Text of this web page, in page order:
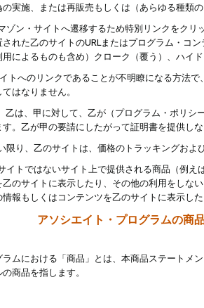
実施、または再販売もしくは（あらゆる種類
ゾン・サイトへ遷移するため特別リンクをク
れた乙のサイトのURLまたはプログラム・コ
によるものも含め）クローク（覆う）、ハイ
トへのリンクであることが不明瞭になる方法
はなりません。
乙は、甲に対して、乙が（プログラム・ポリ
。乙が甲の要請にしたがって証明書を提供し
限り、乙のサイトは、価格のトラッキングお
イトではないサイト上で提供される商品（例
のサイトに表示したり、その他の利用をしな
情報もしくはコンテンツを乙のサイトに表示し
アソシエイト・プログラムの商
ムにおける「商品」とは、本商品ステートメ
商品を指します。